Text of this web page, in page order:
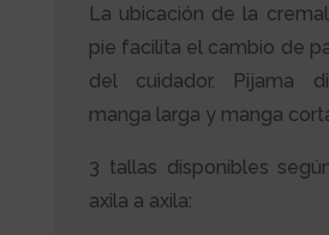
La ubicación de la
pie facilita el cambio de
del cuidador. Pijama
manga larga y manga
3 tallas disponibles
axila a axila: